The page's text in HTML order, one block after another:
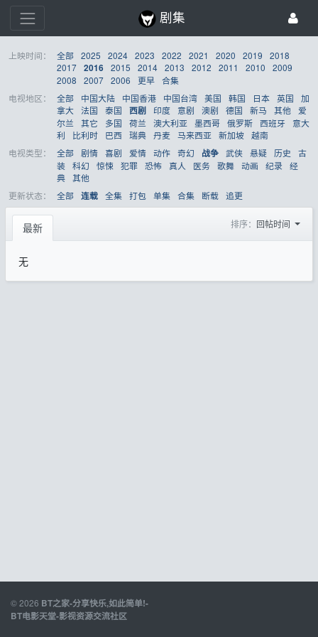
剧集
上映时间： 全部 2025 2024 2023 2022 2021 2020 2019
2018
2017 2016 2015 2014 2013 2012 2011 2010
2009
2008
2007 2006 更早 合集
电视地区：
全部 中国大陆 中国香港 中国台湾 美国 韩国 日本 英国
加
拿大 法国 泰国 西剧 印度 意剧 澳剧 德国 新马 其他
爱
尔兰
其它 多国 荷兰 澳大利亚 墨西哥 俄罗斯 西班牙
意大
利
比利时 巴西 瑞典 丹麦 马来西亚 新加坡 越南
电视类型：
全部 剧情 喜剧 爱情 动作 奇幻 战争 武侠 悬疑 历史
古
装 科幻 惊悚 犯罪 恐怖 真人 医务 歌舞 动画 纪录 经
典 其他
更新状态：
全部 连载 全集 打包 单集 合集 断载 追更
最新 排序： 回帖时间
无
© 2026 BT之家-分享快乐,如此简单!-
BT电影天堂-影视资源交流社区